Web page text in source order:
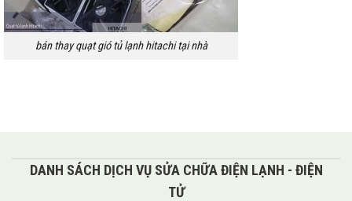
bán thay quạt gió tủ lạnh hitachi tại nhà
DANH SÁCH DỊCH VỤ SỬA CHỮA ĐIỆN LẠNH - ĐIỆN
TỬ